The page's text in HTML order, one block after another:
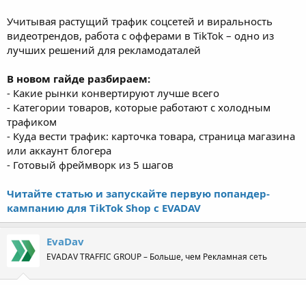
Учитывая растущий трафик соцсетей и виральность
видеотрендов, работа с офферами в TikTok – одно из
лучших решений для рекламодаталей
В новом гайде разбираем:
- Какие рынки конвертируют лучше всего
- Категории товаров, которые работают с холодным
трафиком
- Куда вести трафик: карточка товара, страница магазина
или аккаунт блогера
- Готовый фреймворк из 5 шагов
Читайте статью и запускайте первую попандер-
кампанию для TikTok Shop с EVADAV
EvaDav
EVADAV TRAFFIC GROUP – Больше, чем Рекламная сеть